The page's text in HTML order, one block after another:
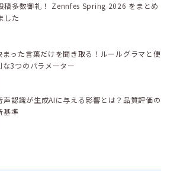
稿多数御礼！ Zennfes Spring 2026 をまとめ
した
まった言葉だけを聞き取る！ルールグラマと便
な3つのパラメーター
声認識が生成AIに与える影響とは？品質評価の
基準